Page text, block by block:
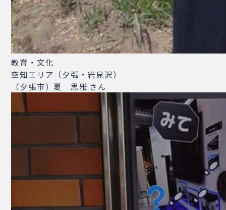
教育・文化
空知エリア（夕張・岩見沢）
（夕張市）夏 思雅 さん